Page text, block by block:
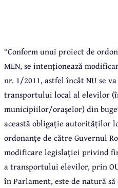
“Conform unui proiect de
MEN, se intenționează
nr. 1/2011, astfel încât NU se
transportului local al elevilor
municipiilor/orașelor) din
această obligație autorităților
ordonanţe de către Guvernul
modificare legislaţiei privind
a transportului elevilor, prin
în Parlament, este de natură